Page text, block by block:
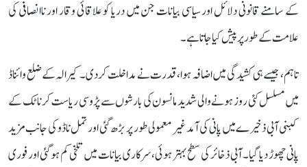
کے سامنے قانونی دلائل اور سیاسی بیانات جن میں دریا کو علاقائی وقار اور ناانصافی کی
علامت کے طور پر پیش کیا جاتا ہے۔
تاہم، جیسے ہی کشیدگی میں اضافہ ہوا، قدرت نے مداخلت کر دی۔ کیرالہ کے ضلع وائناڈ
میں مسلسل کئی روز ہونے والی شدید مانسون کی بارشوں سے پڑوسی ریاست کرناٹک کے
کبنی آبی ذخیرے میں پانی کی آمد غیر معمولی طور پر بڑھ گئی اور تمل ناڈو کی جانب مزید
پانی چھوڑ دیا گیا۔ آبی ذخائر کی سطح بہتر ہوئی، سرکاری بیانات میں تلخی کم ہو گئی اور فوری